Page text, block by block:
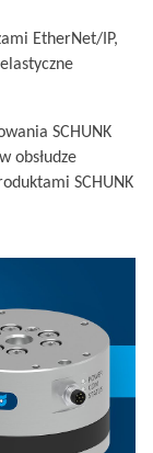
EtherNet/IP,
SCHUNK
obsłudze
SCHUNK